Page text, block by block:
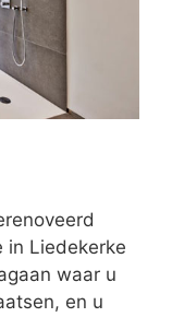
in Liedekerke
waar u
en u